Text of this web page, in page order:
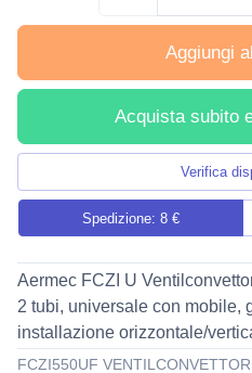
Aggiungi
Acquista subito
Verifica
Spedizione: 8 €
Aermec FCZI U
2 tubi, universale con mobile,
installazione orizzontale/
maggiorata) senza comando
FCZI550UF